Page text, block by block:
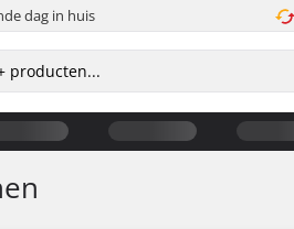
dag in huis